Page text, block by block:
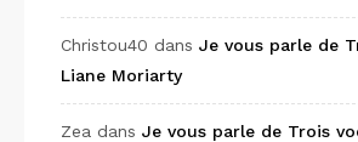
Christou40 dans Je vous parle de
Liane Moriarty
Zea dans Je vous parle de Trois